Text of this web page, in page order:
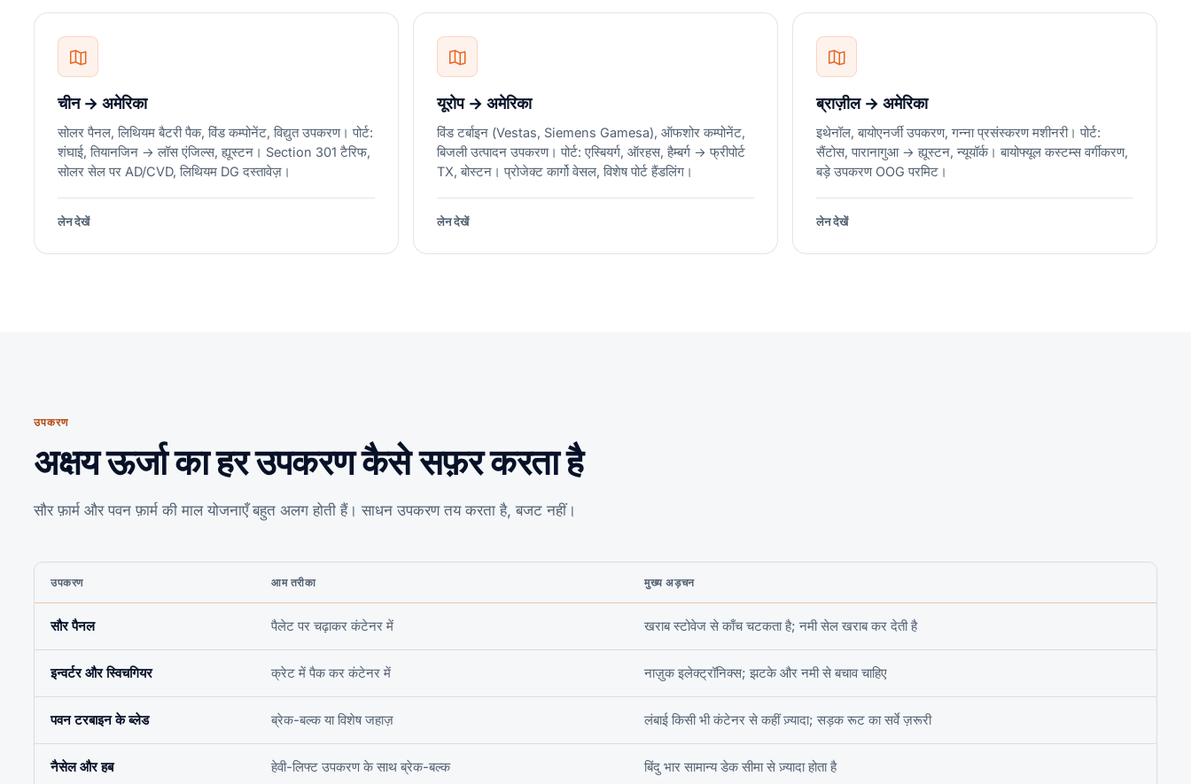
चीन → अमेरिका
सोलर पैनल, लिथियम बैटरी पैक, विंड कम्पोनेंट, विद्युत उपकरण। पोर्ट:
शंघाई, तियानजिन → लॉस एंजिल्स, ह्यूस्टन। Section 301 टैरिफ,
सोलर सेल पर AD/CVD, लिथियम DG दस्तावेज़।
लेन देखें
यूरोप → अमेरिका
विंड टर्बाइन (Vestas, Siemens Gamesa), ऑफशोर कम्पोनेंट,
बिजली उत्पादन उपकरण। पोर्ट: एस्बियर्ग, ऑरहस, हैम्बर्ग → फ्रीपोर्ट
TX, बोस्टन। प्रोजेक्ट कार्गो वेसल, विशेष पोर्ट हैंडलिंग।
लेन देखें
ब्राज़ील → अमेरिका
इथेनॉल, बायोएनर्जी उपकरण, गन्ना प्रसंस्करण मशीनरी। पोर्ट:
सैंटोस, पारानागुआ → ह्यूस्टन, न्यूयॉर्क। बायोफ्यूल कस्टम्स वर्गीकरण,
बड़े उपकरण OOG परमिट।
लेन देखें
उपकरण
अक्षय ऊर्जा का हर उपकरण कैसे सफ़र करता है
सौर फ़ार्म और पवन फ़ार्म की माल योजनाएँ बहुत अलग होती हैं। साधन उपकरण तय करता है, बजट नहीं।
उपकरण आम तरीका मुख्य अड़चन
सौर पैनल पैलेट पर चढ़ाकर कंटेनर में खराब स्टोवेज से काँच चटकता है; नमी सेल खराब कर देती है
इन्वर्टर और स्विचगियर क्रेट में पैक कर कंटेनर में नाज़ुक इलेक्ट्रॉनिक्स; झटके और नमी से बचाव चाहिए
पवन टरबाइन के ब्लेड ब्रेक-बल्क या विशेष जहाज़ लंबाई किसी भी कंटेनर से कहीं ज़्यादा; सड़क रूट का सर्वे ज़रूरी
नैसेल और हब हेवी-लिफ्ट उपकरण के साथ ब्रेक-बल्क बिंदु भार सामान्य डेक सीमा से ज़्यादा होता है